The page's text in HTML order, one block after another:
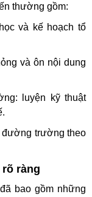
thường gồm:
và kế hoạch tổ
và ôn nội dung
luyện kỹ thuật
đường trường theo
ràng
bao gồm những